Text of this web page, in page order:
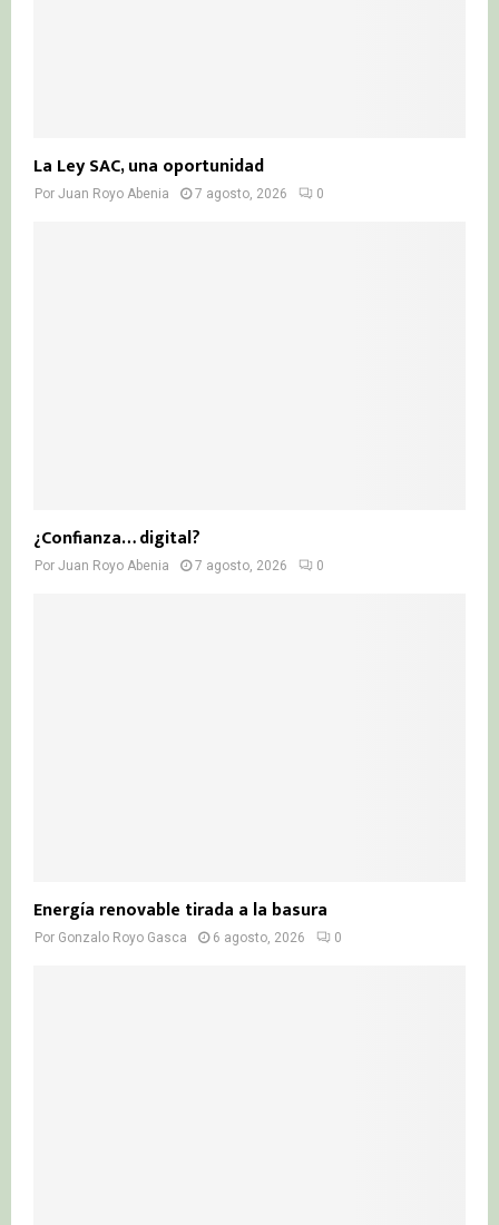
La Ley SAC, una oportunidad
Por Juan Royo Abenia 7 agosto, 2026 0
¿Confianza… digital?
Por Juan Royo Abenia 7 agosto, 2026 0
Energía renovable tirada a la basura
Por Gonzalo Royo Gasca 6 agosto, 2026 0